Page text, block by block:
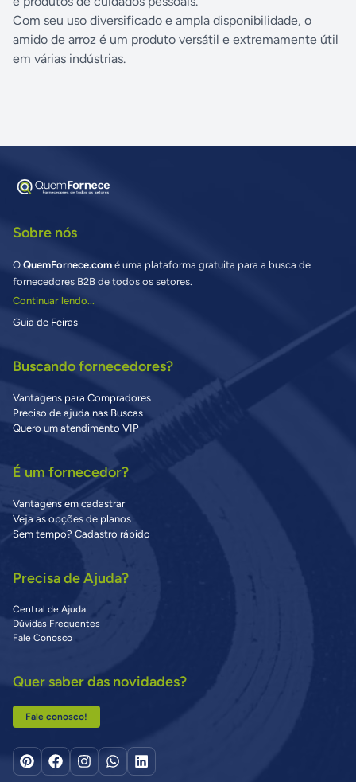
Com seu uso diversificado e ampla disponibilidade, o
amido de arroz é um produto versátil e extremamente útil
em várias indústrias.
Sobre nós
O QuemFornece.com é uma plataforma gratuita para a busca de
fornecedores B2B de todos os setores.
Continuar lendo...
Guia de Feiras
Buscando fornecedores?
Vantagens para Compradores
Preciso de ajuda nas Buscas
Quero um atendimento VIP
É um fornecedor?
Vantagens em cadastrar
Veja as opções de planos
Sem tempo? Cadastro rápido
Precisa de Ajuda?
Central de Ajuda
Dúvidas Frequentes
Fale Conosco
Quer saber das novidades?
Fale conosco!